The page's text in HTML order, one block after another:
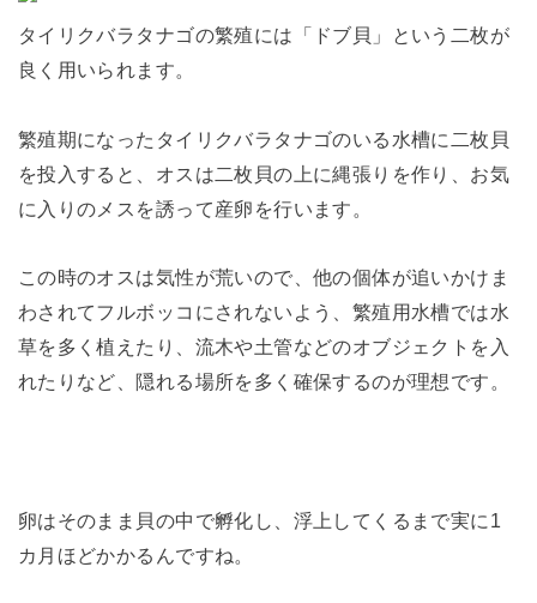
タイリクバラタナゴの繁殖には「ドブ貝」という二枚が
良く用いられます。
繁殖期になったタイリクバラタナゴのいる水槽に二枚貝
を投入すると、オスは二枚貝の上に縄張りを作り、お気
に入りのメスを誘って産卵を行います。
この時のオスは気性が荒いので、他の個体が追いかけま
わされてフルボッコにされないよう、繁殖用水槽では水
草を多く植えたり、流木や土管などのオブジェクトを入
れたりなど、隠れる場所を多く確保するのが理想です。
卵はそのまま貝の中で孵化し、浮上してくるまで実に1
カ月ほどかかるんですね。